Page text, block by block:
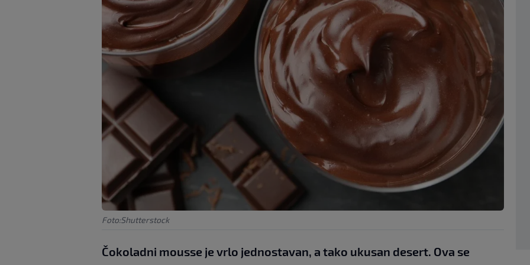
Foto:Shutterstock
Čokoladni mousse je vrlo jednostavan, a tako ukusan desert. Ova se